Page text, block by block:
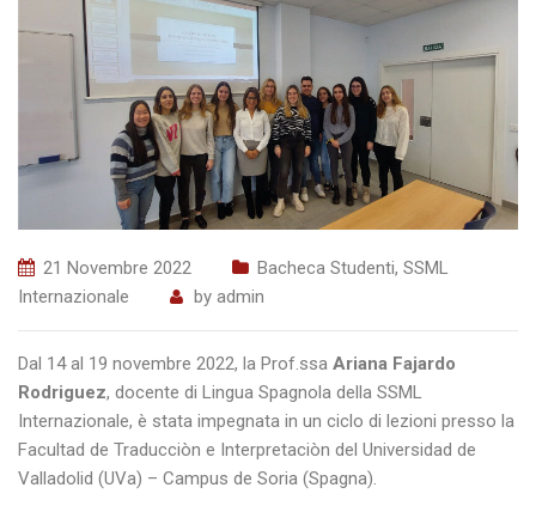
21 Novembre 2022 Bacheca Studenti, SSML
Internazionale
by admin
Dal 14 al 19 novembre 2022, la Prof.ssa Ariana Fajardo
Rodriguez, docente di Lingua Spagnola della SSML
Internazionale, è stata impegnata in un ciclo di lezioni presso la
Facultad de Traducciòn e Interpretaciòn del Universidad de
Valladolid (UVa) – Campus de Soria (Spagna).